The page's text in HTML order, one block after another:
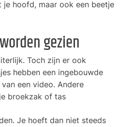
hoofd, maar ook een beetje
gezien
Toch zijn er ook
hebben een ingebouwde
een video. Andere
broekzak of tas
Je hoeft dan niet steeds